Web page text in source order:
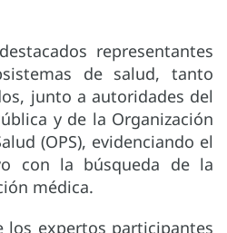
representantes
de salud, tanto
junto a autoridades del
y de la Organización
(OPS), evidenciando el
con la búsqueda de la
médica.
los expertos participantes